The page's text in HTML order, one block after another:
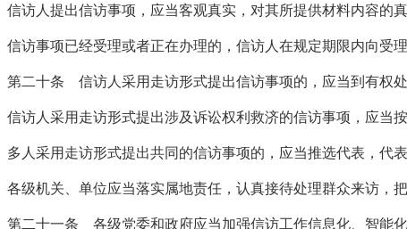
信访人提出信访事项，应当客观真实，对其所提供材料内容的
信访事项已经受理或者正在办理的，信访人在规定期限内向受
第二十条 信访人采用走访形式提出信访事项的，应当到有权
信访人采用走访形式提出涉及诉讼权利救济的信访事项，应当
多人采用走访形式提出共同的信访事项的，应当推选代表，代表
各级机关、单位应当落实属地责任，认真接待处理群众来访，
第二十一条 各级党委和政府应当加强信访工作信息化、智能